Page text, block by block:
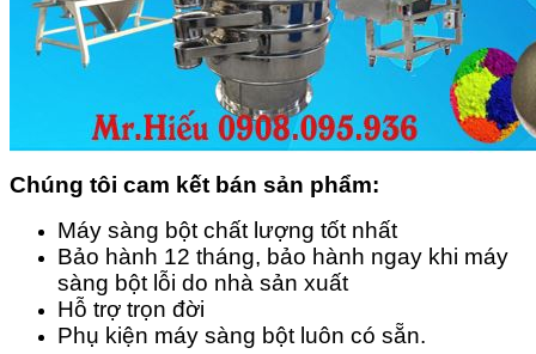
Chúng tôi cam kết bán sản phẩm:
Máy sàng bột chất lượng tốt nhất
Bảo hành 12 tháng, bảo hành ngay khi máy
sàng bột lỗi do nhà sản xuất
Hỗ trợ trọn đời
Phụ kiện máy sàng bột luôn có sẵn.